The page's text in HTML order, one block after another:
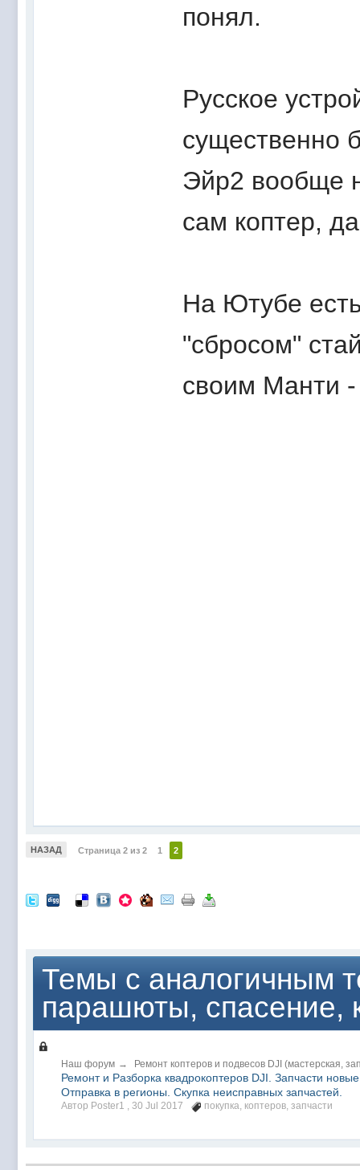
понял.
Русское
существенно
Эйр2 вообще
сам коптер,
На Ютубе
"сбросом"
своим Манти -
НАЗАД Страница 2 из 2 1 2
Темы с аналогичным
парашюты, спасение,
Наш форум → Ремонт коптеров и подвесов DJI (мастерская,
Ремонт и Разборка квадрокоптеров DJI. Запчасти
Отправка в регионы. Скупка неисправных запчастей.
Автор Poster1 , 30 Jul 2017 покупка, коптеров, запчасти